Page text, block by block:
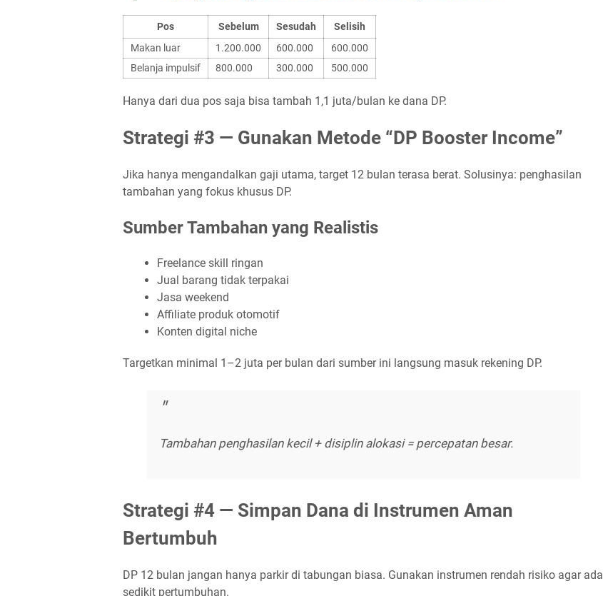
Pos Sebelum Sesudah
Selisih
Makan luar
1.200.000 600.000
600.000
Belanja impulsif
800.000 300.000 500.000
Hanya dari dua pos saja bisa tambah 1,1 juta/bulan ke dana DP.
Strategi #3 — Gunakan Metode “DP Booster Income”
Jika hanya mengandalkan gaji utama, target 12 bulan terasa berat. Solusinya: penghasilan
tambahan yang fokus khusus DP.
Sumber Tambahan yang Realistis
Freelance skill ringan
Jual barang tidak terpakai
Jasa weekend
Affiliate produk otomotif
Konten digital niche
Targetkan minimal 1–2 juta per bulan dari sumber ini langsung masuk rekening DP.
Tambahan penghasilan kecil + disiplin alokasi = percepatan besar.
Strategi #4 — Simpan Dana di Instrumen Aman
Bertumbuh
DP 12 bulan jangan hanya parkir di tabungan biasa. Gunakan instrumen rendah risiko agar ada
sedikit pertumbuhan.